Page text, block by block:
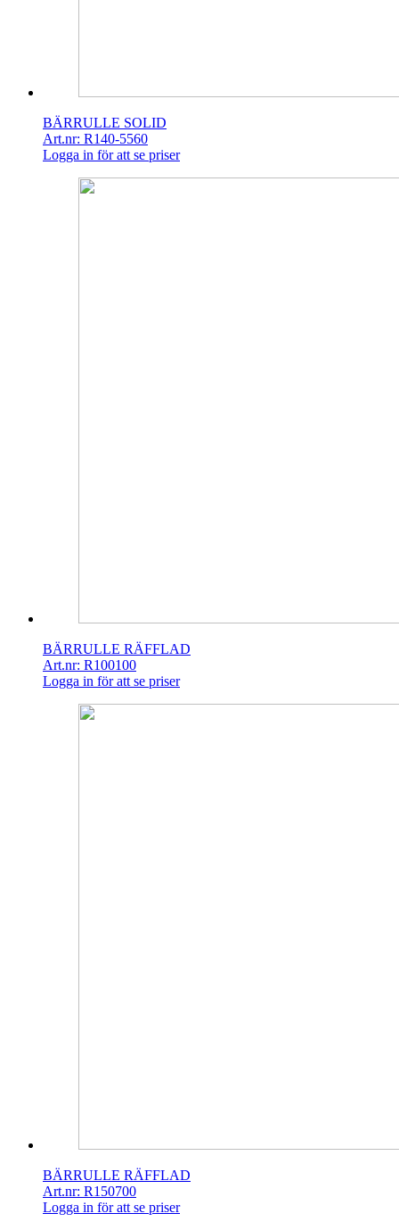
BÄRRULLE SOLID
Art.nr: R140-5560
Logga in för att se priser
BÄRRULLE RÄFFLAD
Art.nr: R100100
Logga in för att se priser
BÄRRULLE RÄFFLAD
Art.nr: R150700
Logga in för att se priser